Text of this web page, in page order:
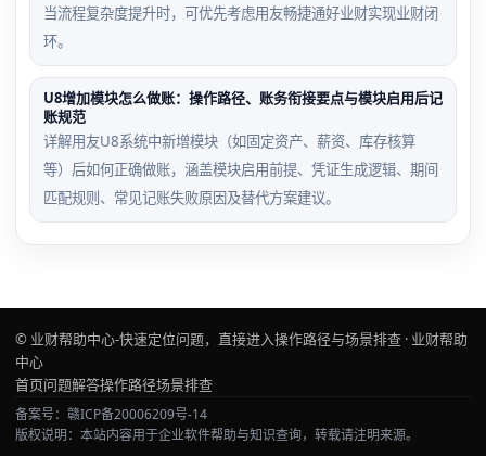
当流程复杂度提升时，可优先考虑用友畅捷通好业财实现业财闭
环。
U8增加模块怎么做账：操作路径、账务衔接要点与模块启用后记
账规范
详解用友U8系统中新增模块（如固定资产、薪资、库存核算
等）后如何正确做账，涵盖模块启用前提、凭证生成逻辑、期间
匹配规则、常见记账失败原因及替代方案建议。
© 业财帮助中心-快速定位问题，直接进入操作路径与场景排查 · 业财帮助
中心
首页问题解答操作路径场景排查
备案号：赣ICP备20006209号-14
版权说明：本站内容用于企业软件帮助与知识查询，转载请注明来源。